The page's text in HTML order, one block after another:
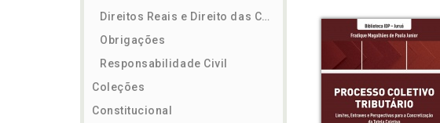
Direitos Reais e Direito das Coisas
Obrigações
Responsabilidade Civil
Coleções
Constitucional